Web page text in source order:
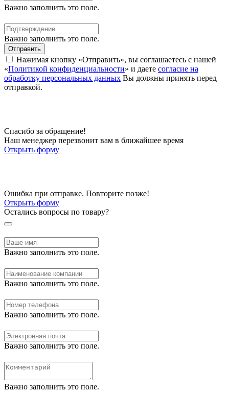
Важно заполнить это поле.
Важно заполнить это поле.
Отправить
Нажимая кнопку «Отправить», вы соглашаетесь с нашей
«Политикой конфиденциальности» и даете согласие на
обработку персональных данных Вы должны принять перед
отправкой.
Спасибо за обращение!
Наш менеджер перезвонит вам в ближайшее время
Открыть форму
Ошибка при отправке. Повторите позже!
Открыть форму
Остались вопросы по товару?
Важно заполнить это поле.
Важно заполнить это поле.
Важно заполнить это поле.
Важно заполнить это поле.
Важно заполнить это поле.